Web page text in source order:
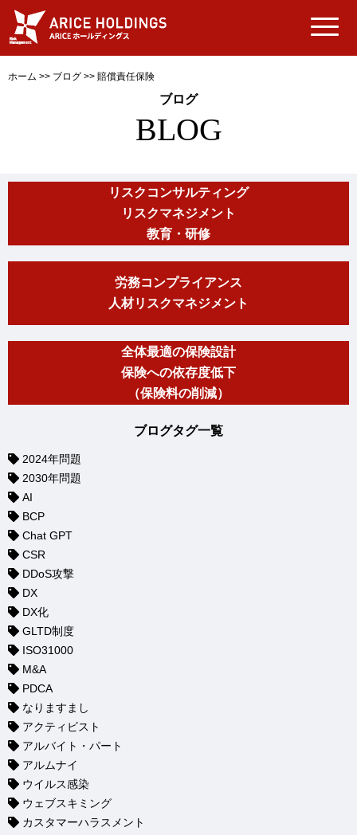
ホーム >> ブログ >> 賠償責任保険
ブログ
BLOG
リスクコンサルティング
リスクマネジメント
教育・研修
労務コンプライアンス
人材リスクマネジメント
全体最適の保険設計
保険への依存度低下
（保険料の削減）
ブログタグ一覧
2024年問題
2030年問題
AI
BCP
Chat GPT
CSR
DDoS攻撃
DX
DX化
GLTD制度
ISO31000
M&A
PDCA
なりますまし
アクティビスト
アルバイト・パート
アルムナイ
ウイルス感染
ウェブスキミング
カスタマーハラスメント